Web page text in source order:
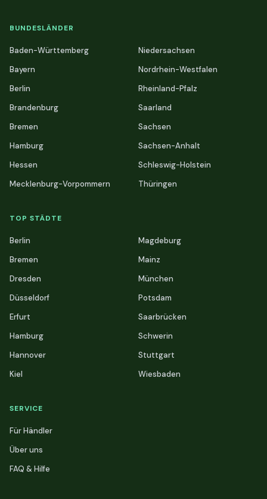
BUNDESLÄNDER
Baden-Württemberg
Bayern
Berlin
Brandenburg
Bremen
Hamburg
Hessen
Mecklenburg-Vorpommern
Niedersachsen
Nordrhein-Westfalen
Rheinland-Pfalz
Saarland
Sachsen
Sachsen-Anhalt
Schleswig-Holstein
Thüringen
TOP STÄDTE
Berlin
Bremen
Dresden
Düsseldorf
Erfurt
Hamburg
Hannover
Kiel
Magdeburg
Mainz
München
Potsdam
Saarbrücken
Schwerin
Stuttgart
Wiesbaden
SERVICE
Für Händler
Über uns
FAQ & Hilfe